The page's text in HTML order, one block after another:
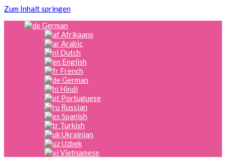
Zum Inhalt springen
German
Afrikaans
Arabic
Dutch
English
French
German
Hindi
Portuguese
Russian
Spanish
Turkish
Ukrainian
Uzbek
Vietnamese